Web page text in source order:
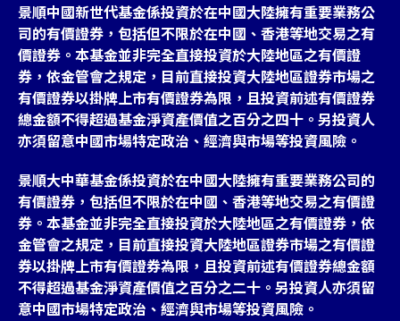
景順中國新世代基金係投資於在中國大陸擁有重要業務公
司的有價證券，包括但不限於在中國、香港等地交易之有
價證券。本基金並非完全直接投資於大陸地區之有價證
券，依金管會之規定，目前直接投資大陸地區證券市場之
有價證券以掛牌上市有價證券為限，且投資前述有價證券
總金額不得超過基金淨資產價值之百分之四十。另投資人
亦須留意中國市場特定政治、經濟與市場等投資風險。
景順大中華基金係投資於在中國大陸擁有重要業務公司的
有價證券，包括但不限於在中國、香港等地交易之有價證
券。本基金並非完全直接投資於大陸地區之有價證券，依
金管會之規定，目前直接投資大陸地區證券市場之有價證
券以掛牌上市有價證券為限，且投資前述有價證券總金額
不得超過基金淨資產價值之百分之二十。另投資人亦須留
意中國市場特定政治、經濟與市場等投資風險。